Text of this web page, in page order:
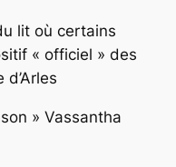
lit où certains
« officiel » des
» Vassantha